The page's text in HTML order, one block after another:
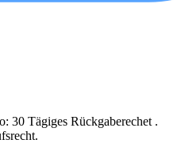
30 Tägiges Rückgaberechet .